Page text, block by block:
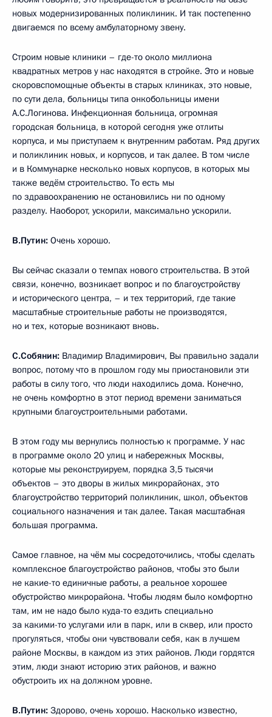
новых модернизированных поликлиник. И так постепенно
двигаемся по всему амбулаторному звену.
Строим новые клиники – где-то около миллиона
квадратных метров у нас находятся в стройке. Это и новые
скоровспомощные объекты в старых клиниках, это новые,
по сути дела, больницы типа онкобольницы имени
А.С.Логинова. Инфекционная больница, огромная
городская больница, в которой сегодня уже отлиты
корпуса, и мы приступаем к внутренним работам. Ряд других
и поликлиник новых, и корпусов, и так далее. В том числе
и в Коммунарке несколько новых корпусов, в которых мы
также ведём строительство. То есть мы
по здравоохранению не остановились ни по одному
разделу. Наоборот, ускорили, максимально ускорили.
В.Путин: Очень хорошо.
Вы сейчас сказали о темпах нового строительства. В этой
связи, конечно, возникает вопрос и по благоустройству
и исторического центра, – и тех территорий, где такие
масштабные строительные работы не производятся,
но и тех, которые возникают вновь.
С.Собянин: Владимир Владимирович, Вы правильно задали
вопрос, потому что в прошлом году мы приостановили эти
работы в силу того, что люди находились дома. Конечно,
не очень комфортно в этот период времени заниматься
крупными благоустроительными работами.
В этом году мы вернулись полностью к программе. У нас
в программе около 20 улиц и набережных Москвы,
которые мы реконструируем, порядка 3,5 тысячи
объектов – это дворы в жилых микрорайонах, это
благоустройство территорий поликлиник, школ, объектов
социального назначения и так далее. Такая масштабная
большая программа.
Самое главное, на чём мы сосредоточились, чтобы сделать
комплексное благоустройство районов, чтобы это были
не какие-то единичные работы, а реальное хорошее
обустройство микрорайона. Чтобы людям было комфортно
там, им не надо было куда-то ездить специально
за какими-то услугами или в парк, или в сквер, или просто
прогуляться, чтобы они чувствовали себя, как в лучшем
районе Москвы, в каждом из этих районов. Люди гордятся
этим, люди знают историю этих районов, и важно
обустроить их на должном уровне.
В.Путин: Здорово, очень хорошо. Насколько известно,